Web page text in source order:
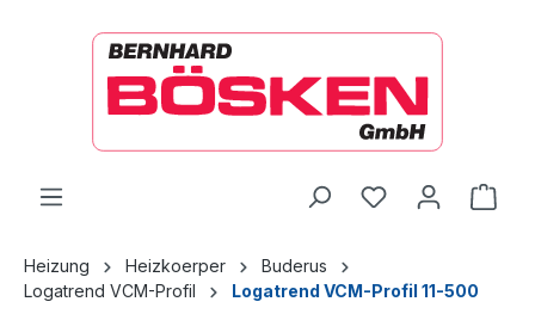
Heizung Heizkoerper
Buderus
Logatrend VCM-Profil
Logatrend VCM-Profil 11-500